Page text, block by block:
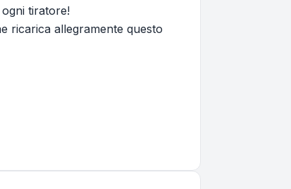
tiratore!
ricarica allegramente questo